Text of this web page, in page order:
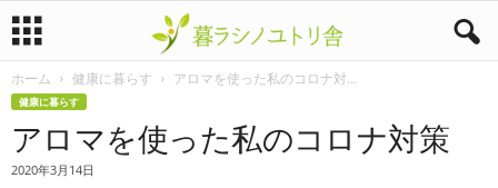
暮
ホーム 健康に暮らす アロマを使った私のコロナ対...
健康に暮らす
アロマを使った私のコロナ対策
2020年3月14日